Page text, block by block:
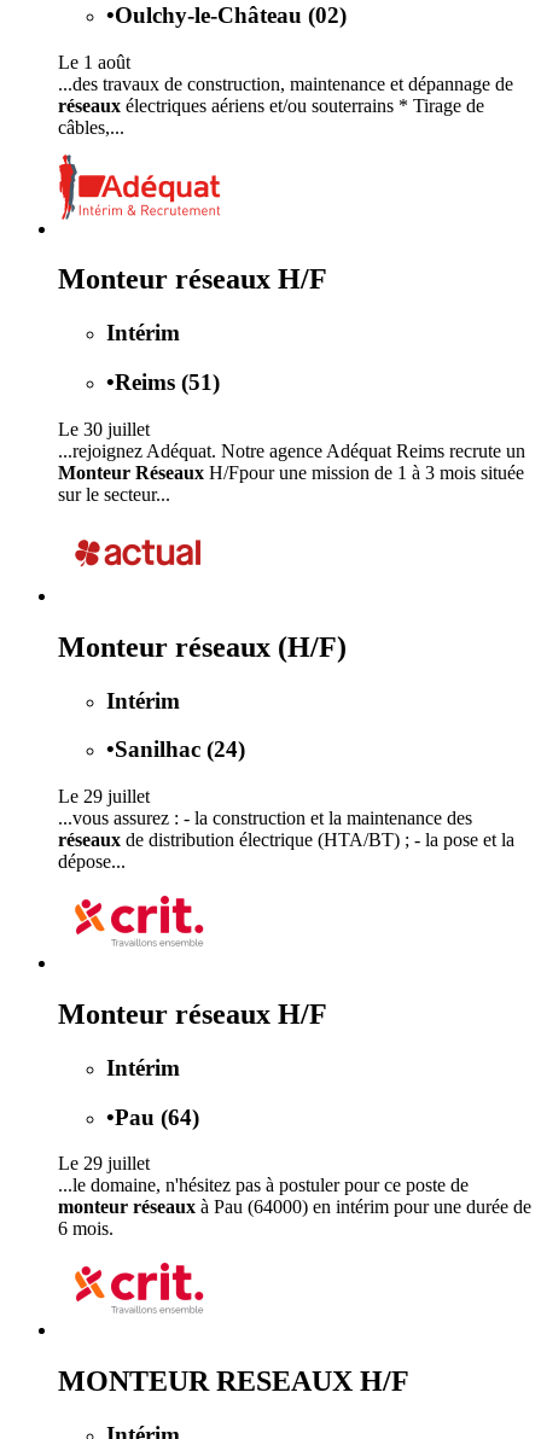
•Oulchy-le-Château (02)
Le 1 août
...des travaux de construction, maintenance et dépannage de
réseaux électriques aériens et/ou souterrains * Tirage de
câbles,...
Monteur réseaux H/F
Intérim
•Reims (51)
Le 30 juillet
...rejoignez Adéquat. Notre agence Adéquat Reims recrute un
Monteur Réseaux H/Fpour une mission de 1 à 3 mois située
sur le secteur...
Monteur réseaux (H/F)
Intérim
•Sanilhac (24)
Le 29 juillet
...vous assurez : - la construction et la maintenance des
réseaux de distribution électrique (HTA/BT) ; - la pose et la
dépose...
Monteur réseaux H/F
Intérim
•Pau (64)
Le 29 juillet
...le domaine, n'hésitez pas à postuler pour ce poste de
monteur réseaux à Pau (64000) en intérim pour une durée de
6 mois.
MONTEUR RESEAUX H/F